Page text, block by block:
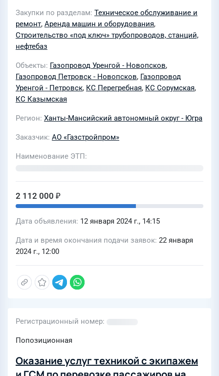
"Капитальный ремонт МГ Уренгой-
Новопсков (лупинг), Ду1400, инв.
№000182, ремонтируемый участок км
515-551 (эксплуатационный км 515-
551). Сплошная замена труб.
Сорумское ЛПУМГ; Капитальный
ремонт МГ Уренгой-Новопсков, инв.
№000183, Ду1400, ремонтируемый
(эксплуатационный км 647,7-685).
Сплошная замена труб. Казымское
лупинг Новопсков/Петровск, инв.
№000175, Ду 1400, ремонтируемый
участок км 551-579. Сплошная замена
труб. Казымское ЛПУМГ; Капитальный
ремонт МГ Уренгой-Новопсков,
Ду1400, ремонтируемый участок
714,790-730,450 (эксплуатационный
км 718-734), инв.№000183. Замена
труб. Перегребненское ЛПУМГ"
Механизация"
Закупки по разделам Техническое обслуживание и
ремонт, Аренда машин и оборудования,
Строительство «под ключ» трубопроводов, станций,
нефтебаз
Объекты Газопровод Уренгой - Новопсков,
Газопровод Петровск - Новопсков, Газопровод
Уренгой - Петровск, КС Перегребная, КС Сорумская,
КС Казымская
Регион Ханты-Мансийский автономный округ - Югра
Заказчик АО «Газстройпром»
Наименование ЭТП
2 112 000 ₽
Дата объявления 12 января 2024 г., 14:15
Дата и время окончания подачи заявок 22 января
2024 г., 12:00
Регистрационный номер
Попозиционная
Оказание услуг техникой с экипажем